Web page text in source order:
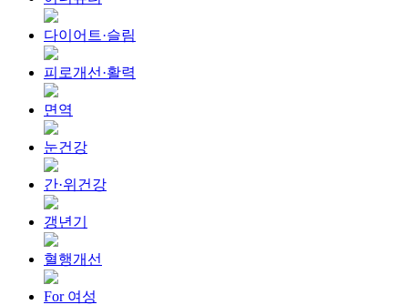
다이어트·슬림
피로개선·활력
면역
눈건강
간·위건강
갱년기
혈행개선
For 여성